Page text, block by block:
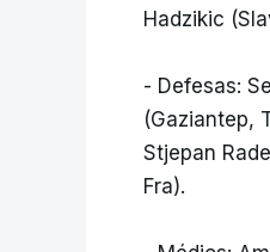
Hadzikic
- Defesas:
(Gaziantep,
Stjepan
Fra).